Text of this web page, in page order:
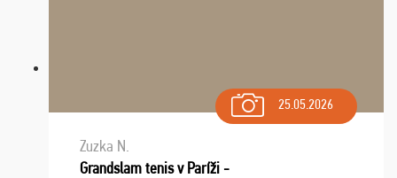
25.05.2026
Zuzka N.
Grandslam tenis v Paríži -